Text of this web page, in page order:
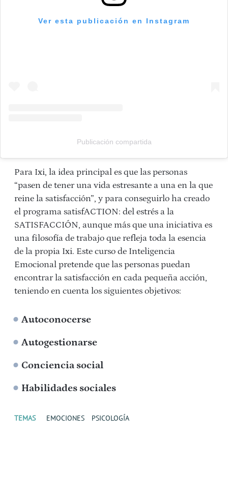
Ver esta publicación en Instagram
Publicación compartida
Para Ixi, la idea principal es que las personas
“pasen de tener una vida estresante a una en la que
reine la satisfacción”, y para conseguirlo ha creado
el programa satisfACTION: del estrés a la
SATISFACCIÓN, aunque más que una iniciativa es
una filosofía de trabajo que refleja toda la esencia
de la propia Ixi. Este curso de Inteligencia
Emocional pretende que las personas puedan
encontrar la satisfacción en cada pequeña acción,
teniendo en cuenta los siguientes objetivos:
Autoconocerse
Autogestionarse
Conciencia social
Habilidades sociales
TEMAS EMOCIONES PSICOLOGÍA